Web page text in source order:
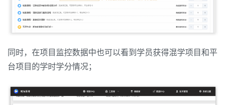
同时，在项目监控数据中也可以看到学员获得混学项目和平
台项目的学时学分情况；